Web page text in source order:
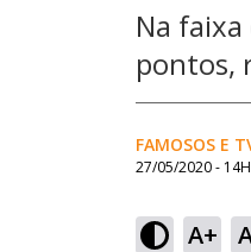
Na
pontos,
FAMOSOS E
27/05/2020 -
A+